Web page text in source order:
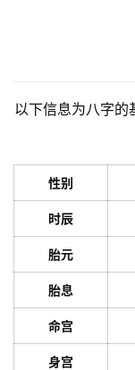
以下信息为八字的
性别
时辰
胎元
胎息
命宫
身宫